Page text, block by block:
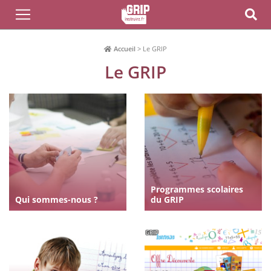
Accueil > Le GRIP
Le GRIP
Qui sommes-nous ?
Programmes scolaires
du GRIP